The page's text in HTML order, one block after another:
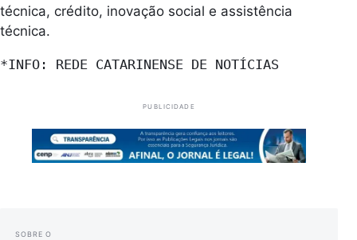
técnica, crédito, inovação social e assistência
técnica.
*INFO: REDE CATARINENSE DE NOTÍCIAS
PUBLICIDADE
SOBRE O